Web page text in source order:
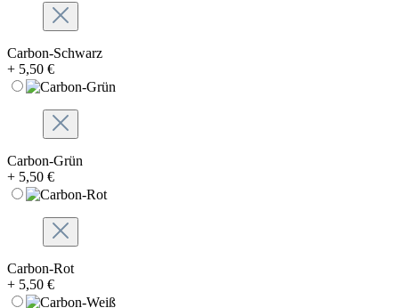
Carbon-Schwarz
+ 5,50 €
Carbon-Grün
+ 5,50 €
Carbon-Rot
+ 5,50 €